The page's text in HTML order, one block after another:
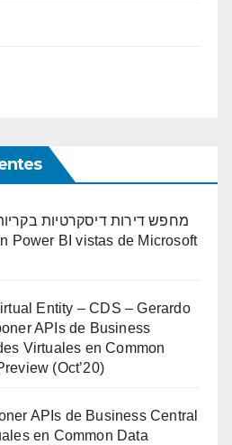
מחפש דירות דיסקרטיות
Power BI vistas de Microsoft
Entity – CDS – Gerardo
APIs de Business
Virtuales en Common
(Oct’20)
APIs de Business Central
en Common Data